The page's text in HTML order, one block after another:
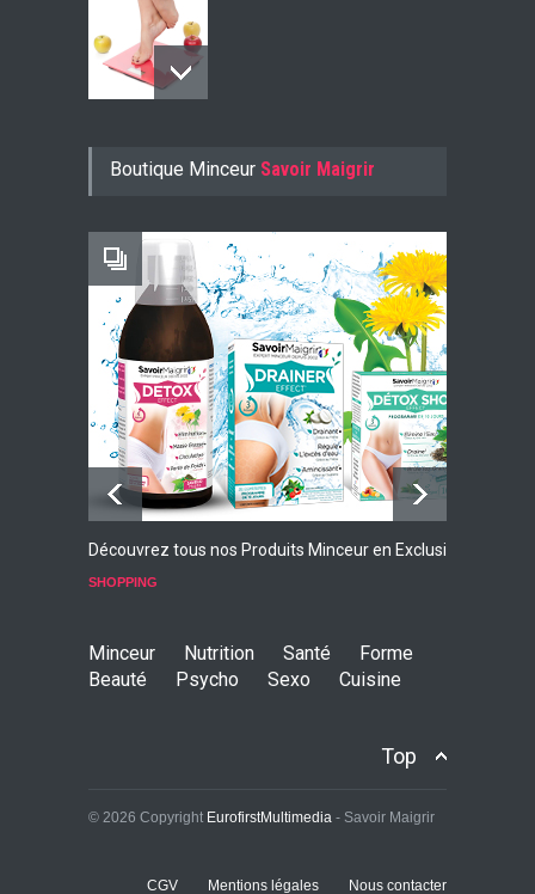
-10% AVEC LE CODE KONJ10
Faites Votre Bilan Minceur
GRATUIT
Boutique Minceur Savoir Maigrir
Découvrez tous nos Produits Minceur en Exclusivité
SHOPPING
Minceur Nutrition Santé
Forme
Beauté
Psycho Sexo Cuisine
Top
© 2026 Copyright EurofirstMultimedia - Savoir Maigrir
CGV Mentions légales Nous contacter